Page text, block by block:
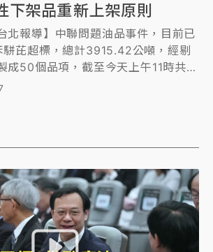
下架品重新上架原則
北報導】中聯問題油品事件，目前已
駢芘超標，總計3915.42公噸，經剔
成50個品項，截至今天上午11時共回
成的衍生產品，符合「重新上架原